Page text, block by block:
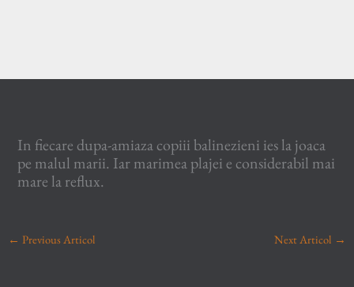
In fiecare dupa-amiaza copiii balinezieni ies la joaca
pe malul marii. Iar marimea plajei e considerabil mai
mare la reflux.
← Previous Articol Next Articol →